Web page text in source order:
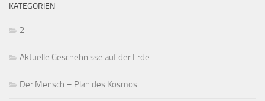
KATEGORIEN
2
Aktuelle Geschehnisse auf der Erde
Der Mensch – Plan des Kosmos